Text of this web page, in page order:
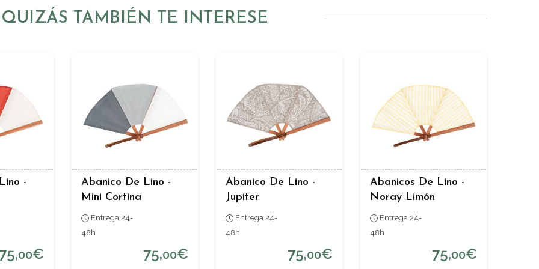
QUIZÁS TAMBIÉN TE INTERESE
-
00€
Abanico De Lino -
Mini Cortina
Entrega 24-
48h
75,00€
Abanico De Lino -
Jupiter
Entrega 24-
48h
75,00€
Abanicos De Lino -
Noray Limón
Entrega 24-
48h
75,00€